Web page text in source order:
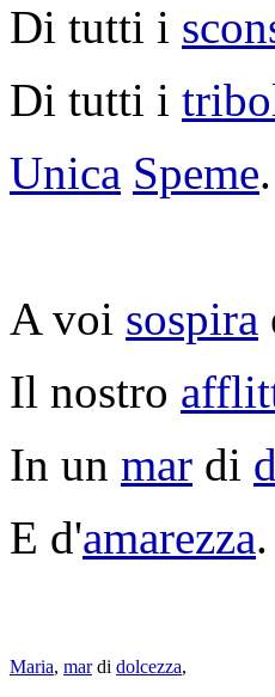
Di tutti i
Di tutti i
Unica Speme.
A voi sospira
Il nostro
In un mar di
E d'amarezza.
Maria, mardi dolcezza,